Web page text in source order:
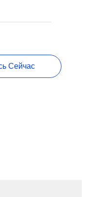
Сейчас